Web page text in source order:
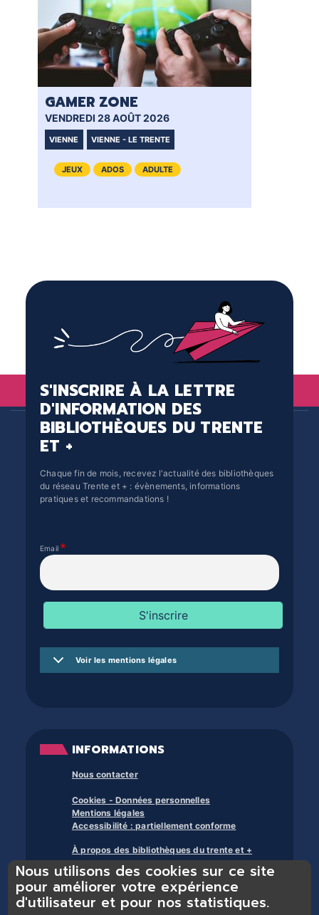
GAMER ZONE
VENDREDI 28 AOÛT 2026
VIENNE VIENNE - LE TRENTE
JEUX ADOS ADULTE
S'INSCRIRE À LA LETTRE
D'INFORMATION DES
BIBLIOTHÈQUES DU TRENTE
ET +
Chaque fin de mois, recevez l'actualité des bibliothèques
du réseau Trente et + : évènements, informations
pratiques et recommandations !
Email
Voir les mentions légales
INFORMATIONS
Nous contacter
Cookies - Données personnelles
Mentions légales
Accessibilité : partiellement conforme
À propos des bibliothèques du trente et +
Nous utilisons des cookies sur ce site
pour améliorer votre expérience
d'utilisateur et pour nos statistiques.